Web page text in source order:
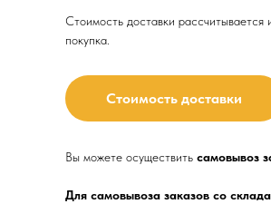
Стоимость доставки
покупка.
Стоимость доставки
Вы можете осуществить самовывоз
Для самовывоза заказов со